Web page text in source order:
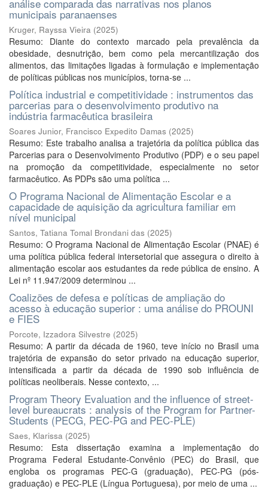
análise comparada das narrativas nos planos
municipais paranaenses
Kruger, Rayssa Vieira (2025)
Resumo: Diante do contexto marcado pela prevalência da
obesidade, desnutrição, bem como pela mercantilização dos
alimentos, das limitações ligadas à formulação e implementação
de políticas públicas nos municípios, torna-se ...
Política industrial e competitividade : instrumentos das
parcerias para o desenvolvimento produtivo na
indústria farmacêutica brasileira
Soares Junior, Francisco Expedito Damas (2025)
Resumo: Este trabalho analisa a trajetória da política pública das
Parcerias para o Desenvolvimento Produtivo (PDP) e o seu papel
na promoção da competitividade, especialmente no setor
farmacêutico. As PDPs são uma política ...
O Programa Nacional de Alimentação Escolar e a
capacidade de aquisição da agricultura familiar em
nível municipal
Santos, Tatiana Tomal Brondani das (2025)
Resumo: O Programa Nacional de Alimentação Escolar (PNAE) é
uma política pública federal intersetorial que assegura o direito à
alimentação escolar aos estudantes da rede pública de ensino. A
Lei nº 11.947/2009 determinou ...
Coalizões de defesa e políticas de ampliação do
acesso à educação superior : uma análise do PROUNI
e FIES
Porcote, Izzadora Silvestre (2025)
Resumo: A partir da década de 1960, teve início no Brasil uma
trajetória de expansão do setor privado na educação superior,
intensificada a partir da década de 1990 sob influência de
políticas neoliberais. Nesse contexto, ...
Program Theory Evaluation and the influence of street-
level bureaucrats : analysis of the Program for Partner-
Students (PECG, PEC-PG and PEC-PLE)
Saes, Klarissa (2025)
Resumo: Esta dissertação examina a implementação do
Programa Federal Estudante-Convênio (PEC) do Brasil, que
engloba os programas PEC-G (graduação), PEC-PG (pós-
graduação) e PEC-PLE (Língua Portuguesa), por meio de uma ...